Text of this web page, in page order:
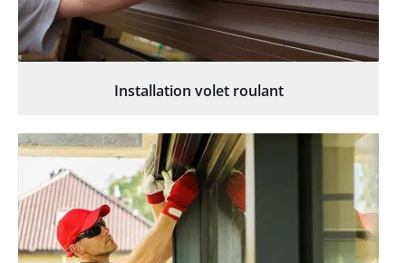
Installation volet roulant